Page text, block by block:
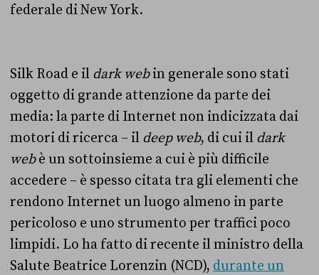
federale di New York.
Silk Road e il dark webin generale sono stati
oggetto di grande attenzione da parte dei
media: la parte di Internet non indicizzata dai
motori di ricerca – il deep web, di cui il dark
webè un sottoinsieme a cui è più difficile
accedere – è spesso citata tra gli elementi che
rendono Internet un luogo almeno in parte
pericoloso e uno strumento per traffici poco
limpidi. Lo ha fatto di recente il ministro della
Salute Beatrice Lorenzin (NCD), durante un